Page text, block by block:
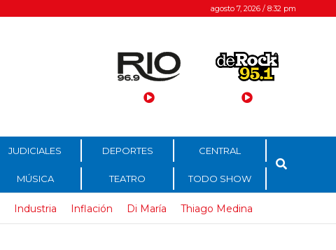
agosto 7, 2026 / 8:32 pm
JUDICIALES DEPORTES CENTRAL
MÚSICA TEATRO TODO SHOW
Industria Inflación Di María Thiago Medina